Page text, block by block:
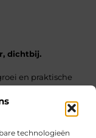
technologieën
dichtbij.
en praktische